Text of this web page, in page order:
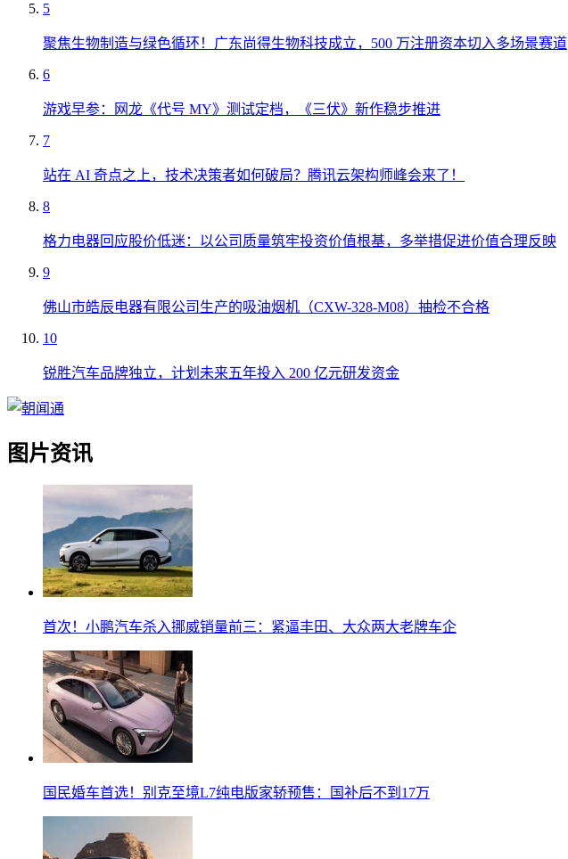
5
聚焦生物制造与绿色循环！广东尚得生物科技成立，500 万注册资本切入多场景赛道
6
游戏早参：网龙《代号 MY》测试定档，《三伏》新作稳步推进
7
站在 AI 奇点之上，技术决策者如何破局？腾讯云架构师峰会来了！
8
格力电器回应股价低迷：以公司质量筑牢投资价值根基，多举措促进价值合理反映
9
佛山市皓辰电器有限公司生产的吸油烟机（CXW-328-M08）抽检不合格
10
锐胜汽车品牌独立，计划未来五年投入 200 亿元研发资金
图片资讯
首次！小鹏汽车杀入挪威销量前三：紧逼丰田、大众两大老牌车企
国民婚车首选！别克至境L7纯电版家轿预售：国补后不到17万